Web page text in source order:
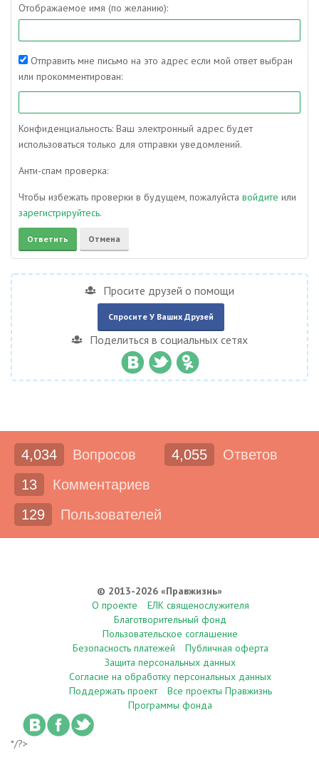
Отображаемое имя (по желанию):
Отправить мне письмо на это адрес если мой ответ выбран
или прокомментирован:
Конфиденциальность: Ваш электронный адрес будет
использоваться только для отправки уведомлений.
Анти-спам проверка:
Чтобы избежать проверки в будущем, пожалуйста войдите или
зарегистрируйтесь.
Просите друзей о помощи
Спросите У Ваших Друзей
Поделиться в социальных сетях
4,034 Вопросов 4,055
Ответов
13
Комментариев
129
Пользователей
© 2013-2026 «Правжизнь»
О проекте
ЕЛК священослужителя
Благотворительный фонд
Пользовательское соглашение
Безопасность платежей
Публичная оферта
Защита персональных данных
Согласие на обработку персональных данных
Поддержать проект
Все проекты Правжизнь
Программы фонда
*/?>